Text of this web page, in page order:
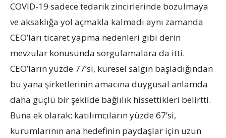
COVID-19 sadece tedarik zincirlerinde bozulmaya
ve aksaklığa yol açmakla kalmadı aynı zamanda
CEO’ları ticaret yapma nedenleri gibi derin
mevzular konusunda sorgulamalara da itti.
CEO’ların yüzde 77’si, küresel salgın başladığından
bu yana şirketlerinin amacına duygusal anlamda
daha güçlü bir şekilde bağlılık hissettikleri belirtti.
Buna ek olarak; katılımcıların yüzde 67’si,
kurumlarının ana hedefinin paydaşlar için uzun